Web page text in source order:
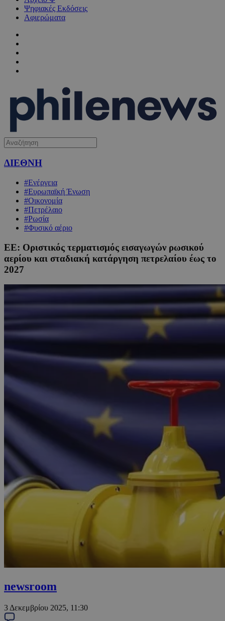
Ψηφιακές Εκδόσεις
Αφιερώματα
ΔΙΕΘΝΗ
#Ενέργεια
#Ευρωπαϊκή Ένωση
#Οικονομία
#Πετρέλαιο
#Ρωσία
#Φυσικό αέριο
ΕΕ: Οριστικός τερματισμός εισαγωγών ρωσικού
αερίου και σταδιακή κατάργηση πετρελαίου έως το
2027
newsroom
3 Δεκεμβρίου 2025, 11:30